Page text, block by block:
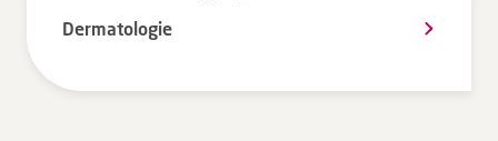
Leren
Over ons
Dermatologie